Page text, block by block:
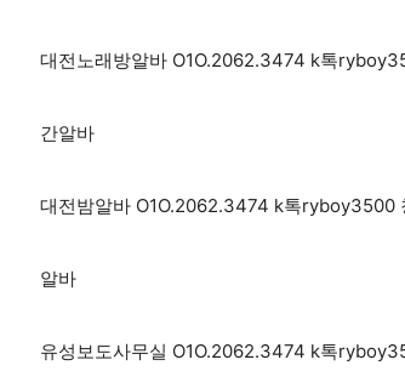
대전노래방알바 O1O.2062.3474 k톡
간알바
대전밤알바 O1O.2062.3474 k톡ryboy3500
알바
유성보도사무실 O1O.2062.3474 k톡